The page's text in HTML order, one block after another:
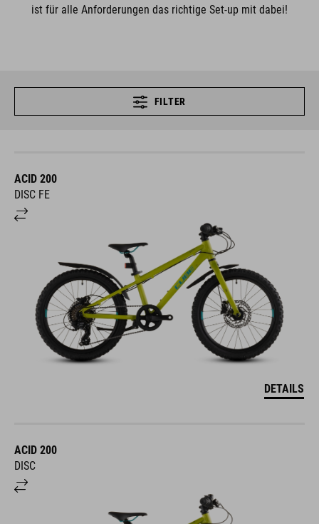
ist für alle Anforderungen das richtige Set-up mit dabei!
FILTER
ACID 200
DISC FE
DETAILS
ACID 200
DISC